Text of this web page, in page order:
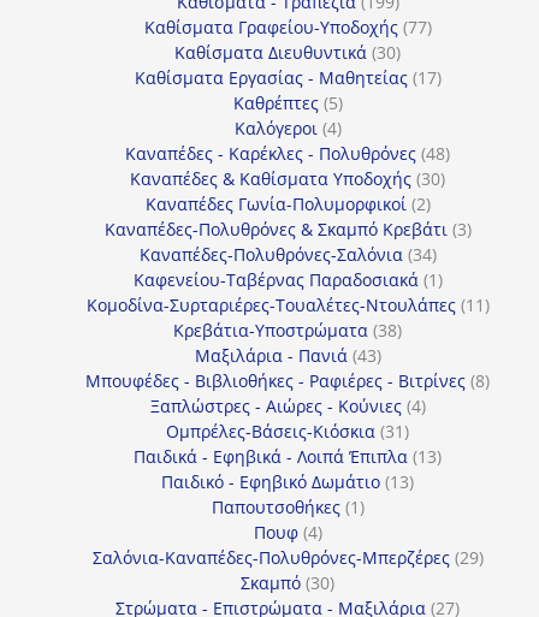
προϊόντα
Καθίσματα Γραφείου-Υποδοχής 7777
Καθίσματα Διευθυντικά 3030
προϊόντα
Καθίσματα Εργασίας - Μαθητείας 1717
Καθρέπτες 55
προϊόντα
Καλόγεροι 44
προϊόντα
Καναπέδες - Καρέκλες - Πολυθρόνες 4848
προϊόντα
Καναπέδες & Καθίσματα Υποδοχής 3030
Καναπέδες Γωνία-Πολυμορφικοί 22
προϊόντα
Καναπέδες-Πολυθρόνες & Σκαμπό Κρεβάτι 33
Καναπέδες-Πολυθρόνες-Σαλόνια 3434
προϊόντα
Καφενείου-Ταβέρνας Παραδοσιακά 11
προϊόν
Κομοδίνα-Συρταριέρες-Τουαλέτες-Ντουλάπες 1111
Κρεβάτια-Υποστρώματα 3838
Μαξιλάρια - Πανιά 4343
προϊόντα
Μπουφέδες - Βιβλιοθήκες - Ραφιέρες - Βιτρίνες 88
Ξαπλώστρες - Αιώρες - Κούνιες 44
Ομπρέλες-Βάσεις-Κιόσκια 3131
προϊόντα
Παιδικά - Εφηβικά - Λοιπά Έπιπλα 1313
Παιδικό - Εφηβικό Δωμάτιο 1313
Παπουτσοθήκες 11
Πουφ 44
προϊόντα
Σαλόνια-Καναπέδες-Πολυθρόνες-Μπερζέρες 2929
Σκαμπό 3030
προϊόντα
Στρώματα - Επιστρώματα - Μαξιλάρια 2727